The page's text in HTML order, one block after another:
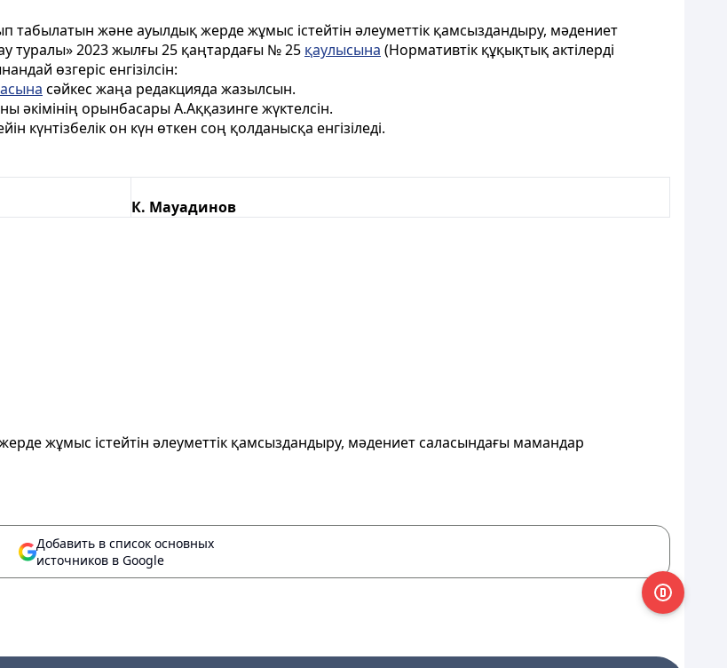
табылатын және ауылдық жерде жұмыс істейтін әлеуметтік қамсыздандыру, мәдениет
туралы» 2023 жылғы 25 қаңтардағы № 25 қаулысына (Нормативтік құқықтық актілерді
өзгеріс енгізілсін:
сәйкес жаңа редакцияда жазылсын.
орынбасары А.Аққазинге жүктелсін.
күнтізбелік он күн өткен соң қолданысқа енгізіледі.
К. Мауадинов
жұмыс істейтін әлеуметтік қамсыздандыру, мәдениет саласындағы мамандар
Добавить в список основных
источников в Google